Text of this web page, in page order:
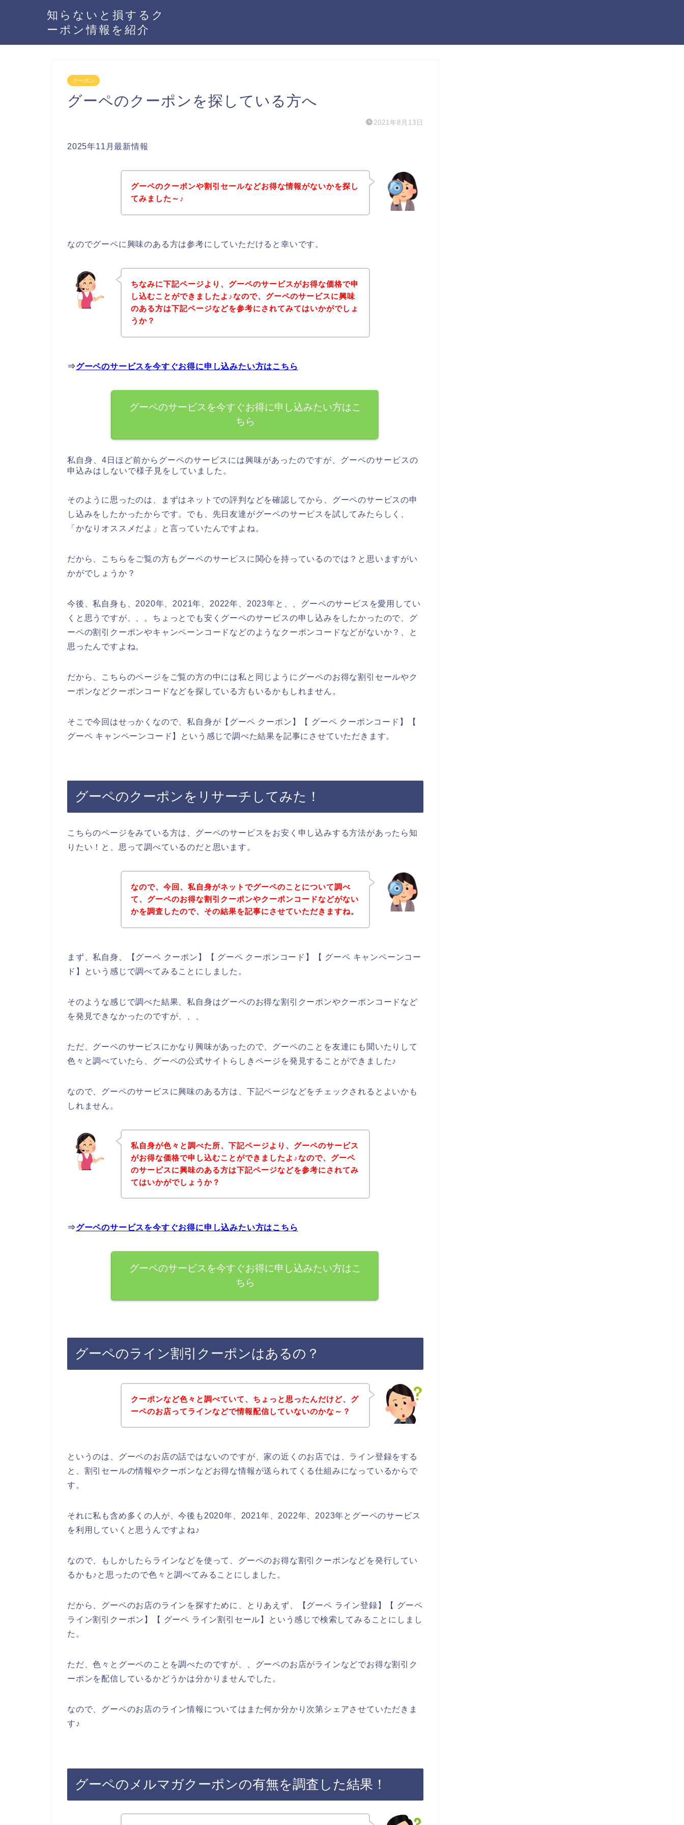
知らないと損するク
ーポン情報を紹介
クーポン
グーペのクーポンを探している方へ
2021年8月13日
2025年11月最新情報
グーペのクーポンや割引セールなどお得な情報がないかを探し
てみました～♪
なのでグーペに興味のある方は参考にしていただけると幸いです。
ちなみに下記ページより、グーペのサービスがお得な価格で申
し込むことができましたよ♪なので、グーペのサービスに興味
のある方は下記ページなどを参考にされてみてはいかがでしょ
うか？
⇒グーペのサービスを今すぐお得に申し込みたい方はこちら
グーペのサービスを今すぐお得に申し込みたい方はこ
ちら
私自身、4日ほど前からグーペのサービスには興味があったのですが、グーペのサービスの
申込みはしないで様子見をしていました。
そのように思ったのは、まずはネットでの評判などを確認してから、グーペのサービスの申
し込みをしたかったからです。でも、先日友達がグーペのサービスを試してみたらしく、
「かなりオススメだよ」と言っていたんですよね。
だから、こちらをご覧の方もグーペのサービスに関心を持っているのでは？と思いますがい
かがでしょうか？
今後、私自身も、2020年、2021年、2022年、2023年と、、グーペのサービスを愛用してい
くと思うですが、、。ちょっとでも安くグーペのサービスの申し込みをしたかったので、グ
ーペの割引クーポンやキャンペーンコードなどのようなクーポンコードなどがないか？、と
思ったんですよね。
だから、こちらのページをご覧の方の中には私と同じようにグーペのお得な割引セールやク
ーポンなどクーポンコードなどを探している方もいるかもしれません。
そこで今回はせっかくなので、私自身が【グーペ クーポン】【 グーペ クーポンコード】【
グーペ キャンペーンコード】という感じで調べた結果を記事にさせていただきます。
グーペのクーポンをリサーチしてみた！
こちらのページをみている方は、グーペのサービスをお安く申し込みする方法があったら知
りたい！と、思って調べているのだと思います。
なので、今回、私自身がネットでグーペのことについて調べ
て、グーペのお得な割引クーポンやクーポンコードなどがない
かを調査したので、その結果を記事にさせていただきますね。
まず、私自身、【グーペ クーポン】【 グーペ クーポンコード】【 グーペ キャンペーンコー
ド】という感じで調べてみることにしました。
そのような感じで調べた結果、私自身はグーペのお得な割引クーポンやクーポンコードなど
を発見できなかったのですが、、、
ただ、グーペのサービスにかなり興味があったので、グーペのことを友達にも聞いたりして
色々と調べていたら、グーペの公式サイトらしきページを発見することができました♪
なので、グーペのサービスに興味のある方は、下記ページなどをチェックされるとよいかも
しれません。
私自身が色々と調べた所、下記ページより、グーペのサービス
がお得な価格で申し込むことができましたよ♪なので、グーペ
のサービスに興味のある方は下記ページなどを参考にされてみ
てはいかがでしょうか？
⇒グーペのサービスを今すぐお得に申し込みたい方はこちら
グーペのサービスを今すぐお得に申し込みたい方はこ
ちら
グーペのライン割引クーポンはあるの？
クーポンなど色々と調べていて、ちょっと思ったんだけど、グ
ーペのお店ってラインなどで情報配信していないのかな～？
というのは、グーペのお店の話ではないのですが、家の近くのお店では、ライン登録をする
と、割引セールの情報やクーポンなどお得な情報が送られてくる仕組みになっているからで
す。
それに私も含め多くの人が、今後も2020年、2021年、2022年、2023年とグーペのサービス
を利用していくと思うんですよね♪
なので、もしかしたらラインなどを使って、グーペのお得な割引クーポンなどを発行してい
るかも♪と思ったので色々と調べてみることにしました。
だから、グーペのお店のラインを探すために、とりあえず、【グーペ ライン登録】【 グーペ
ライン割引クーポン】【 グーペ ライン割引セール】という感じで検索してみることにしまし
た。
ただ、色々とグーペのことを調べたのですが、、グーペのお店がラインなどでお得な割引ク
ーポンを配信しているかどうかは分かりませんでした。
なので、グーペのお店のライン情報についてはまた何か分かり次第シェアさせていただきま
す♪
グーペのメルマガクーポンの有無を調査した結果！